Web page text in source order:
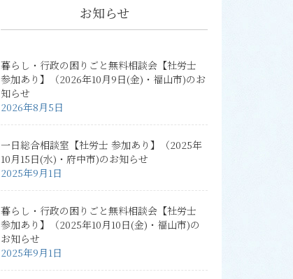
お知らせ
暮らし・行政の困りごと無料相談会【社労士
参加あり】（2026年10月9日(金)・福山市)のお
知らせ
2026年8月5日
一日総合相談室【社労士 参加あり】（2025年
10月15日(水)・府中市)のお知らせ
2025年9月1日
暮らし・行政の困りごと無料相談会【社労士
参加あり】（2025年10月10日(金)・福山市)の
お知らせ
2025年9月1日